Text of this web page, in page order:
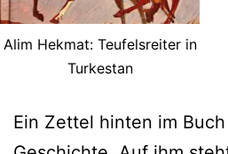
Alim Hekmat: Teufelsreiter in
Turkestan
Ein Zettel hinten im